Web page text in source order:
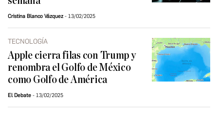
Cristina Blanco Vázquez 13/02/2025
TECNOLOGÍA
Apple cierra filas con Trump y
renombra el Golfo de México
como Golfo de América
El Debate 13/02/2025